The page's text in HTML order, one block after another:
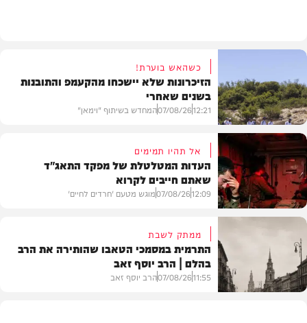
וידאו
כשהאש בוערת!
הזיכרונות שלא יישכחו מהקעמפ והתובנות
בשנים שאחרי
12:21
07/08/26המחדש בשיתוף "וימאן"
דעות
אל תהיו תמימים
העדות המטלטלת של מפקד התאג"ד
שאתם חייבים לקרוא
12:09
07/08/26מוגש מטעם 'חרדים לחיים'
ממתק לשבת
התרמית במסמכי הטאבו שהותירה את הרב
בהלם | הרב יוסף זאב
11:55
07/08/26הרב יוסף זאב